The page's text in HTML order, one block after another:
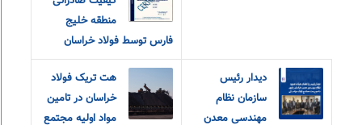
منطقه خلیج
فارس توسط فولاد خراسان
دیدار رئیس
سازمان نظام
مهندسی معدن
هت تریک فولاد
خراسان در تامین
مواد اولیه مجتمع